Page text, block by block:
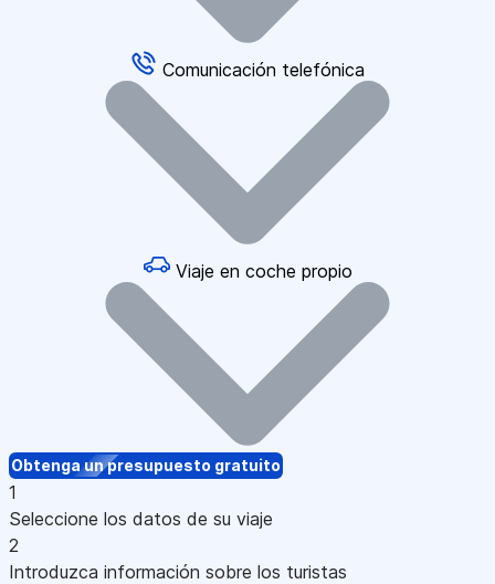
Comunicación telefónica
Viaje en coche propio
Obtenga un presupuesto gratuito
1
Seleccione los datos de su viaje
2
Introduzca información sobre los turistas